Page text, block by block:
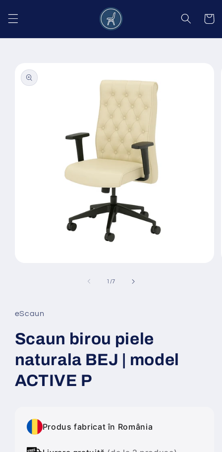
conținut
Coș
informațiile
despre
produs
fereastră
modală
1 /din
7
eScaun
Scaun birou piele
naturala BEJ | model
ACTIVE P
Produs fabricat în România